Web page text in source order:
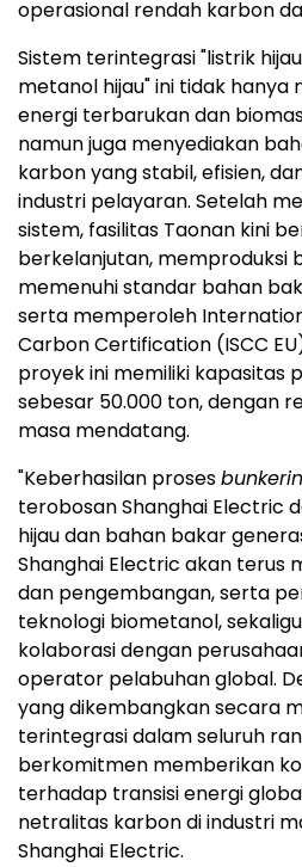
operasional rendah karbon
Sistem terintegrasi "listrik
metanol hijau" ini tidak
energi terbarukan dan
namun juga menyediakan
karbon yang stabil, efisien,
industri pelayaran. Setelah
sistem, fasilitas Taonan kini
berkelanjutan, memproduksi
memenuhi standar bahan
serta memperoleh
Carbon Certification (ISCC
proyek ini memiliki kapasitas
sebesar 50.000 ton, dengan
masa mendatang.
"Keberhasilan proses
terobosan Shanghai Electric
hijau dan bahan bakar
Shanghai Electric akan terus
dan pengembangan, serta
teknologi biometanol,
kolaborasi dengan
operator pelabuhan global.
yang dikembangkan secara
terintegrasi dalam seluruh
berkomitmen memberikan
terhadap transisi energi
netralitas karbon di industri
Shanghai Electric.